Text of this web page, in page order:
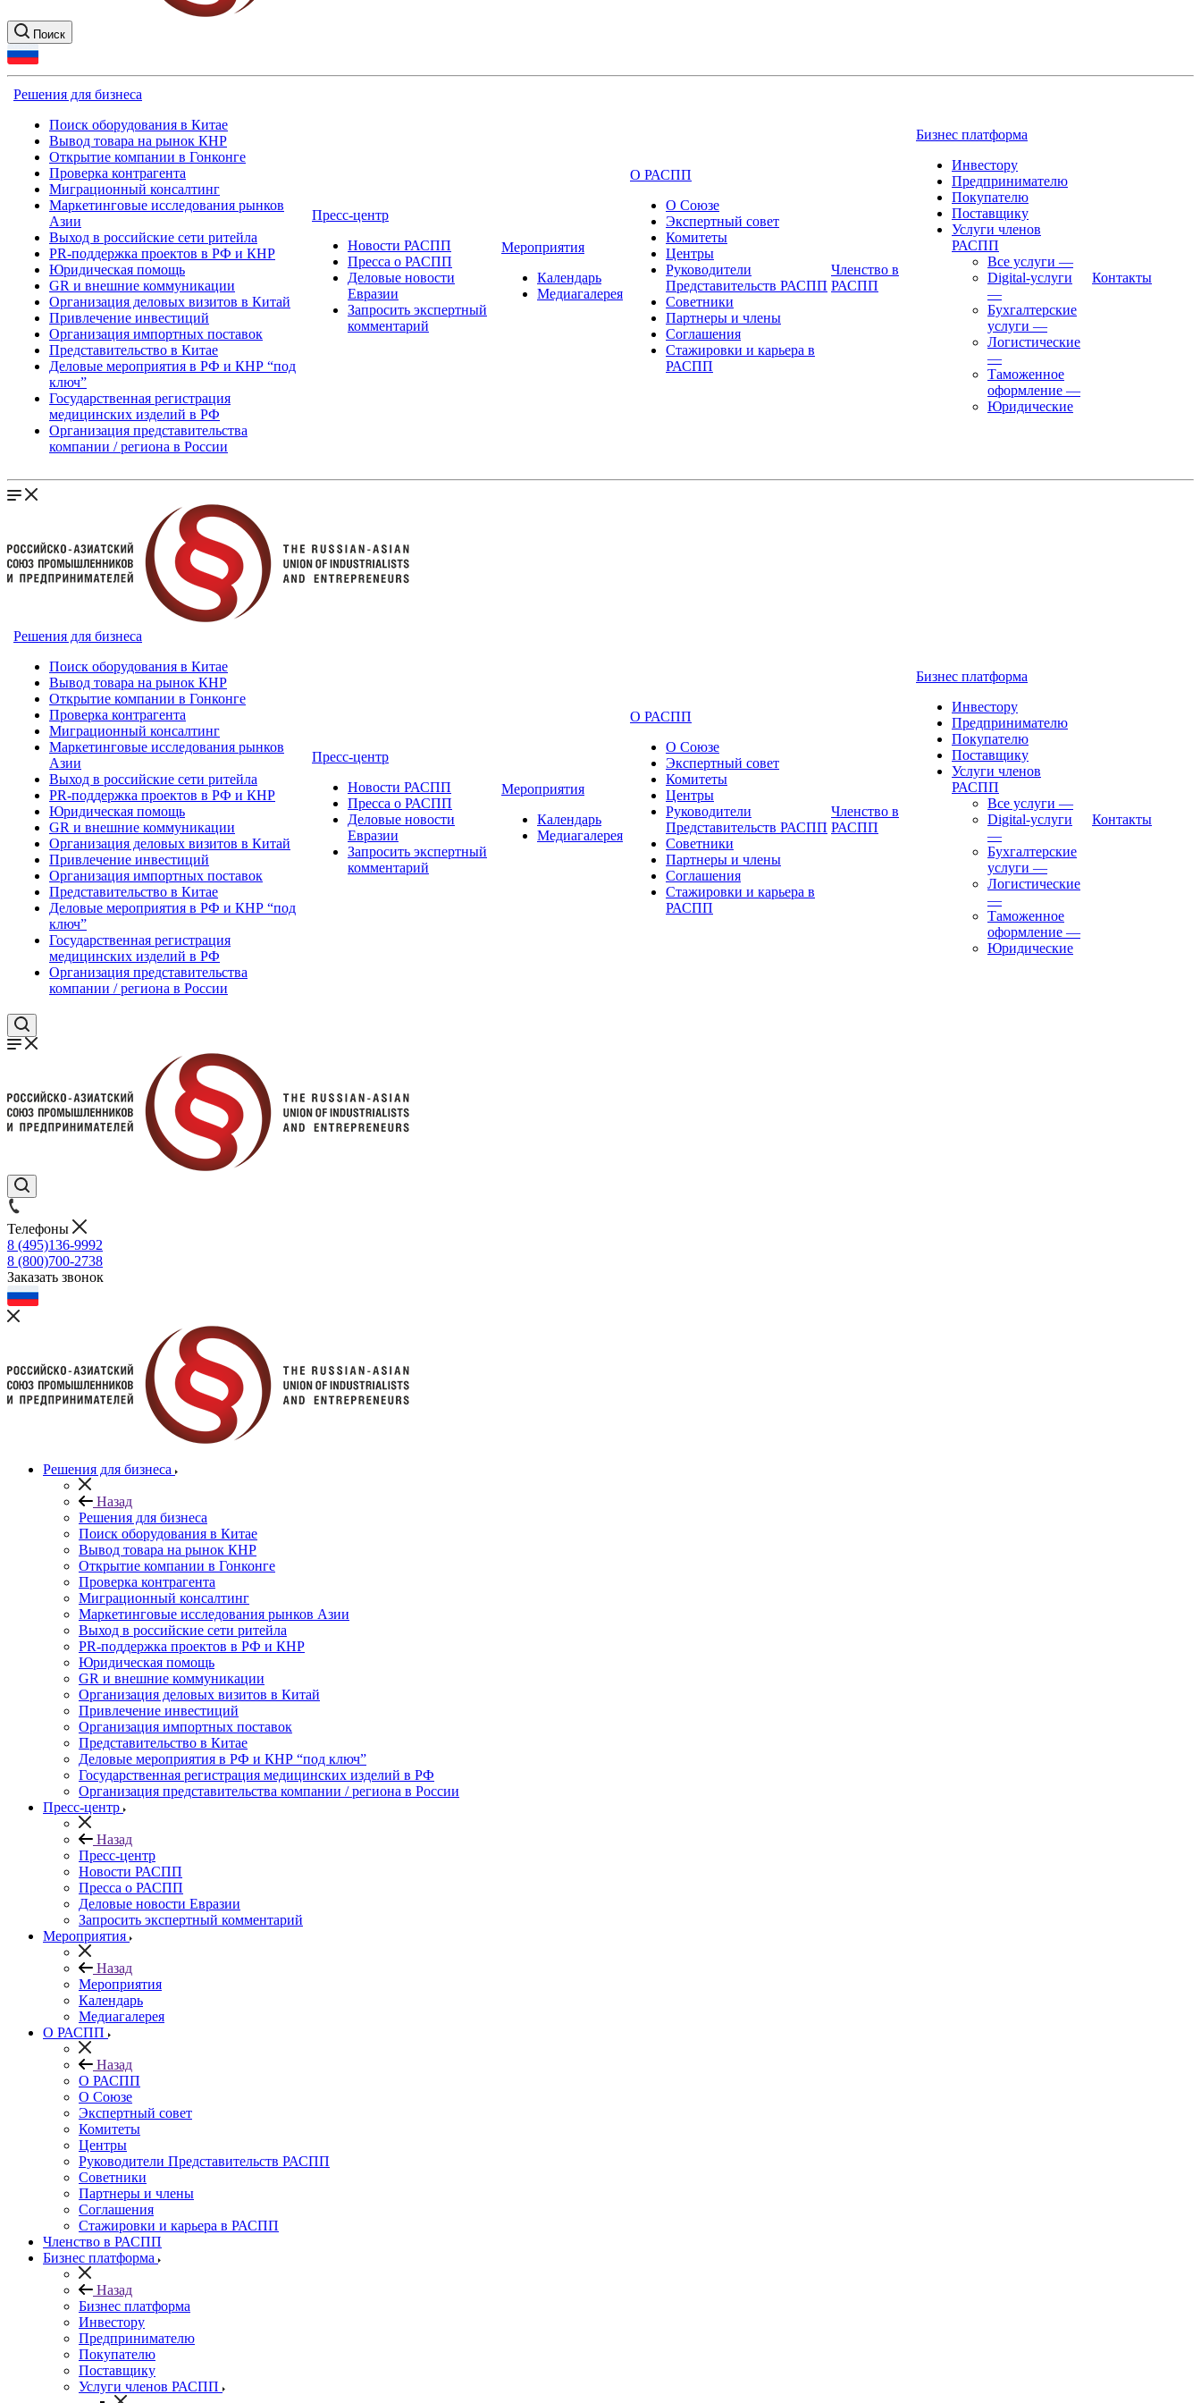
Поиск
Решения для бизнеса
Поиск оборудования в Китае
Вывод товара на рынок КНР
Открытие компании в Гонконге
Проверка контрагента
Миграционный консалтинг
Маркетинговые исследования рынков
Азии
Выход в российские сети ритейла
PR-поддержка проектов в РФ и КНР
Юридическая помощь
GR и внешние коммуникации
Организация деловых визитов в Китай
Привлечение инвестиций
Организация импортных поставок
Представительство в Китае
Деловые мероприятия в РФ и КНР “под
ключ”
Государственная регистрация
медицинских изделий в РФ
Организация представительства
компании / региона в России
Пресс-центр
Новости РАСПП
Пресса о РАСПП
Деловые новости
Евразии
Запросить экспертный
комментарий
Мероприятия
Календарь
Медиагалерея
О РАСПП
О Союзе
Экспертный совет
Комитеты
Центры
Руководители
Представительств РАСПП
Советники
Партнеры и члены
Соглашения
Стажировки и карьера в
РАСПП
Членство в
РАСПП
Бизнес платформа
Инвестору
Предпринимателю
Покупателю
Поставщику
Услуги членов
РАСПП
Все услуги —
Digital-услуги
—
Бухгалтерские
услуги —
Логистические
—
Таможенное
оформление —
Юридические
Контакты
Решения для бизнеса
Поиск оборудования в Китае
Вывод товара на рынок КНР
Открытие компании в Гонконге
Проверка контрагента
Миграционный консалтинг
Маркетинговые исследования рынков
Азии
Выход в российские сети ритейла
PR-поддержка проектов в РФ и КНР
Юридическая помощь
GR и внешние коммуникации
Организация деловых визитов в Китай
Привлечение инвестиций
Организация импортных поставок
Представительство в Китае
Деловые мероприятия в РФ и КНР “под
ключ”
Государственная регистрация
медицинских изделий в РФ
Организация представительства
компании / региона в России
Пресс-центр
Новости РАСПП
Пресса о РАСПП
Деловые новости
Евразии
Запросить экспертный
комментарий
Мероприятия
Календарь
Медиагалерея
О РАСПП
О Союзе
Экспертный совет
Комитеты
Центры
Руководители
Представительств РАСПП
Советники
Партнеры и члены
Соглашения
Стажировки и карьера в
РАСПП
Членство в
РАСПП
Бизнес платформа
Инвестору
Предпринимателю
Покупателю
Поставщику
Услуги членов
РАСПП
Все услуги —
Digital-услуги
—
Бухгалтерские
услуги —
Логистические
—
Таможенное
оформление —
Юридические
Контакты
Телефоны
8 (495)136-9992
8 (800)700-2738
Заказать звонок
Решения для бизнеса
Назад
Решения для бизнеса
Поиск оборудования в Китае
Вывод товара на рынок КНР
Открытие компании в Гонконге
Проверка контрагента
Миграционный консалтинг
Маркетинговые исследования рынков Азии
Выход в российские сети ритейла
PR-поддержка проектов в РФ и КНР
Юридическая помощь
GR и внешние коммуникации
Организация деловых визитов в Китай
Привлечение инвестиций
Организация импортных поставок
Представительство в Китае
Деловые мероприятия в РФ и КНР “под ключ”
Государственная регистрация медицинских изделий в РФ
Организация представительства компании / региона в России
Пресс-центр
Назад
Пресс-центр
Новости РАСПП
Пресса о РАСПП
Деловые новости Евразии
Запросить экспертный комментарий
Мероприятия
Назад
Мероприятия
Календарь
Медиагалерея
О РАСПП
Назад
О РАСПП
О Союзе
Экспертный совет
Комитеты
Центры
Руководители Представительств РАСПП
Советники
Партнеры и члены
Соглашения
Стажировки и карьера в РАСПП
Членство в РАСПП
Бизнес платформа
Назад
Бизнес платформа
Инвестору
Предпринимателю
Покупателю
Поставщику
Услуги членов РАСПП